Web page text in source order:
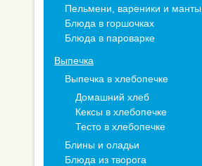
Пельмени, вареники и манты
Блюда в горшочках
Блюда в пароварке
Выпечка
Выпечка в хлебопечке
Домашний хлеб
Кексы в хлебопечке
Тесто в хлебопечке
Блины и оладьи
Блюда из творога